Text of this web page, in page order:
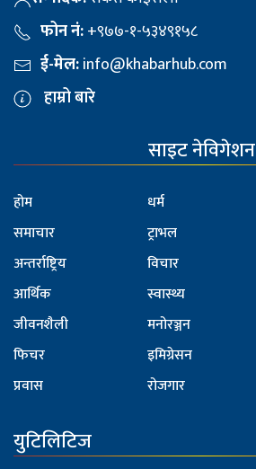
फोन नं:+९७७-१-५३४९१५८
ई-मेल:info@khabarhub.com
हाम्रो बारे
साइट नेविगेशन
होम
समाचार
अन्तर्राष्ट्रिय
आर्थिक
जीवनशैली
फिचर
प्रवास
धर्म
ट्राभल
विचार
स्वास्थ्य
मनोरञ्जन
इमिग्रेसन
रोजगार
युटिलिटिज